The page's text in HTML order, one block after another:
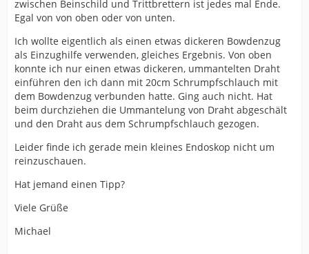
zwischen Beinschild und Trittbrettern ist jedes mal Ende.
Egal von von oben oder von unten.
Ich wollte eigentlich als einen etwas dickeren Bowdenzug
als Einzughilfe verwenden, gleiches Ergebnis. Von oben
konnte ich nur einen etwas dickeren, ummantelten Draht
einführen den ich dann mit 20cm Schrumpfschlauch mit
dem Bowdenzug verbunden hatte. Ging auch nicht. Hat
beim durchziehen die Ummantelung von Draht abgeschält
und den Draht aus dem Schrumpfschlauch gezogen.
Leider finde ich gerade mein kleines Endoskop nicht um
reinzuschauen.
Hat jemand einen Tipp?
Viele Grüße
Michael